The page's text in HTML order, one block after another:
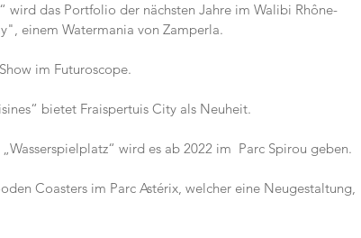
wird das Portfolio der nächsten Jahre im Walibi Rhône-
einem Watermania von Zamperla.
im Futuroscope.
bietet Fraispertuis City als Neuheit.
wird es ab 2022 im  Parc Spirou geben.
Coasters im Parc Astérix, welcher eine Neugestaltung,